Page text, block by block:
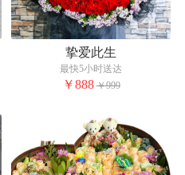
挚爱此生
最快5小时送达
￥888 ￥999